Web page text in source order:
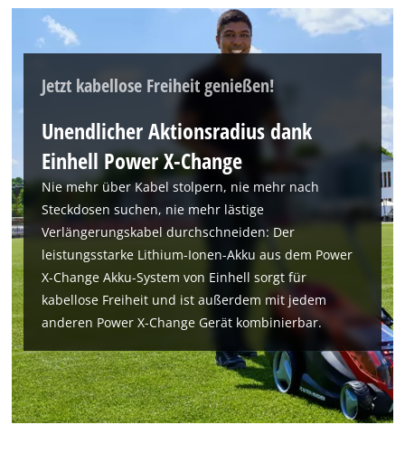
Wir benötigen deine Zustimmung, um
Google Maps laden zu können!
This content is not permitted to load due
to trackers that are not disclosed to the
visitor. The website owner needs to setup
the site with their CMP to add this content
to the list of technologies used.
Powered byUsercentrics Consent
Management Platform
Jetzt kabellose Freiheit genießen!
Unendlicher Aktionsradius dank
Einhell Power X-Change
Nie mehr über Kabel stolpern, nie mehr nach
Steckdosen suchen, nie mehr lästige
Verlängerungskabel durchschneiden: Der
leistungsstarke Lithium-Ionen-Akku aus dem Power
X-Change Akku-System von Einhell sorgt für
kabellose Freiheit und ist außerdem mit jedem
anderen Power X-Change Gerät kombinierbar.